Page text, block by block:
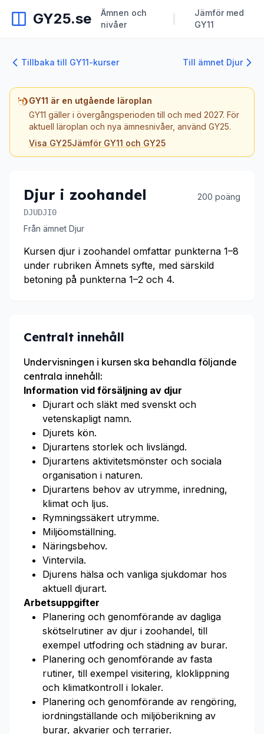
GY25.se
Ämnen och
nivåer
Jämför med
GY11
Tillbaka till GY11-kurser Till ämnet Djur
GY11 är en utgående läroplan
GY11 gäller i övergångsperioden till och med 2027. För
aktuell läroplan och nya ämnesnivåer, använd GY25.
Visa GY25Jämför GY11 och GY25
Djur i zoohandel 200 poäng
DJUDJI0
Från ämnet Djur
Kursen djur i zoohandel omfattar punkterna 1–8
under rubriken Ämnets syfte, med särskild
betoning på punkterna 1–2 och 4.
Centralt innehåll
Undervisningen i kursen ska behandla följande
centrala innehåll:
Information vid försäljning av djur
Djurart och släkt med svenskt och
vetenskapligt namn.
Djurets kön.
Djurartens storlek och livslängd.
Djurartens aktivitetsmönster och sociala
organisation i naturen.
Djurartens behov av utrymme, inredning,
klimat och ljus.
Rymningssäkert utrymme.
Miljöomställning.
Näringsbehov.
Vintervila.
Djurens hälsa och vanliga sjukdomar hos
aktuell djurart.
Arbetsuppgifter
Planering och genomförande av dagliga
skötselrutiner av djur i zoohandel, till
exempel utfodring och städning av burar.
Planering och genomförande av fasta
rutiner, till exempel visitering, kloklippning
och klimatkontroll i lokaler.
Planering och genomförande av rengöring,
iordningställande och miljöberikning av
burar, akvarier och terrarier.